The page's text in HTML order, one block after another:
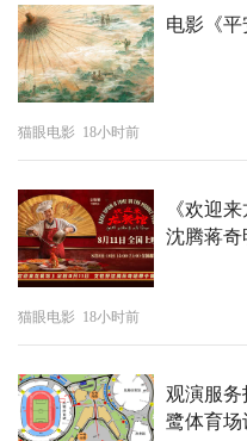
本片95%取景于江西省宜
少年自我觉醒、向阳成长
成长议题，兼具思想性、
电影《
猫眼电影 18小时前
《欢迎
沈腾蒋
猫眼电影 18小时前
观演服务
鹭体育场